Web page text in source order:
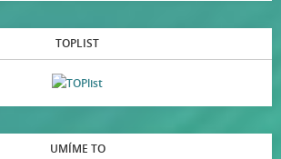
TOPLIST
UMÍME TO